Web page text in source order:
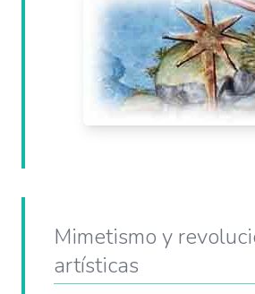
Mimetismo y
artísticas